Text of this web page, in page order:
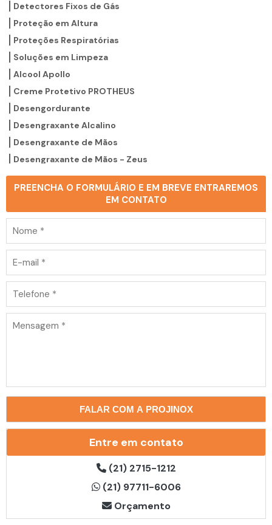
Detectores Fixos de Gás
Proteção em Altura
Proteções Respiratórias
Soluções em Limpeza
Alcool Apollo
Creme Protetivo PROTHEUS
Desengordurante
Desengraxante Alcalino
Desengraxante de Mãos
Desengraxante de Mãos - Zeus
Detergente Biodegradável
Detergente levemente Alcalino
Floculante Green F01
Green Tracta Grax
Solvente Ecológico Dielétrico - ECO 75
PREENCHA O FORMULÁRIO E EM BREVE ENTRAREMOS
EM CONTATO
Entre em contato
(21) 2715-1212
(21) 97711-6006
Orçamento